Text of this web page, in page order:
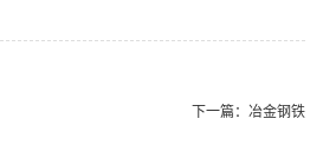
下一篇： 冶金钢铁